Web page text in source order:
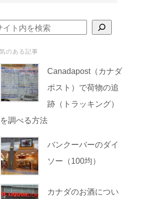
のある記事
Canadapost（カナダ
ポスト）で荷物の追
跡（トラッキング）
を調べる方法
バンクーバーのダイ
ソー（100均）
カナダのお酒につい